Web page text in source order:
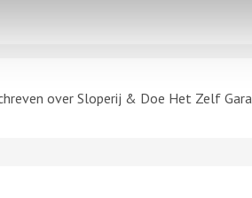
over Sloperij & Doe Het Zelf